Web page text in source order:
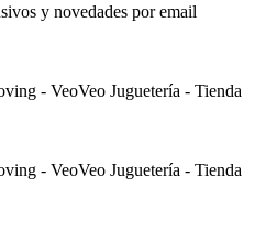
y novedades por email